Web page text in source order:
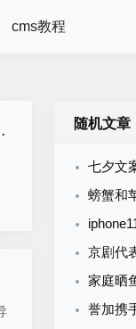
cms教程
随机文章
七夕文
螃蟹和苹
京剧代
家庭晒
誉加携手